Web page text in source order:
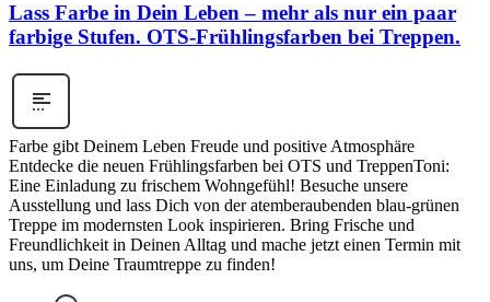
Lass Farbe in Dein Leben – mehr als nur ein paar
farbige Stufen. OTS-Frühlingsfarben bei Treppen.
Farbe gibt Deinem Leben Freude und positive Atmosphäre
Entdecke die neuen Frühlingsfarben bei OTS und TreppenToni:
Eine Einladung zu frischem Wohngefühl! Besuche unsere
Ausstellung und lass Dich von der atemberaubenden blau-grünen
Treppe im modernsten Look inspirieren. Bring Frische und
Freundlichkeit in Deinen Alltag und mache jetzt einen Termin mit
uns, um Deine Traumtreppe zu finden!